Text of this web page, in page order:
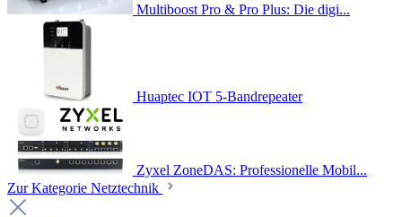
Multiboost Pro & Pro Plus: Die digi...
Huaptec IOT 5-Bandrepeater
Zyxel ZoneDAS: Professionelle Mobil...
Zur Kategorie Netztechnik